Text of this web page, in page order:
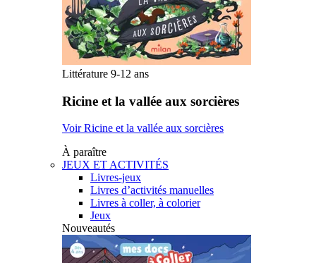
Littérature 9-12 ans
Ricine et la vallée aux sorcières
Voir Ricine et la vallée aux sorcières
À paraître
JEUX ET ACTIVITÉS
Livres-jeux
Livres d’activités manuelles
Livres à coller, à colorier
Jeux
Nouveautés